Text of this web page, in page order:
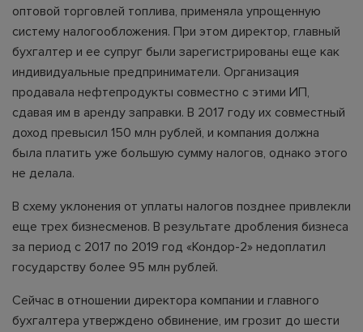
оптовой торговлей топлива, применяла упрощенную
систему налогообложения. При этом директор, главный
бухгалтер и ее супруг были зарегистрированы еще как
индивидуальные предприниматели. Организация
продавала нефтепродукты совместно с этими ИП,
сдавая им в аренду заправки. В 2017 году их совместный
доход превысил 150 млн рублей, и компания должна
была платить уже большую сумму налогов, однако этого
не делала.
В схему уклонения от уплаты налогов позднее привлекли
еще трех бизнесменов. В результате дробления бизнеса
за период с 2017 по 2019 год «Кондор-2» недоплатил
государству более 95 млн рублей.
Сейчас в отношении директора компании и главного
бухгалтера утверждено обвинение, им грозит до шести